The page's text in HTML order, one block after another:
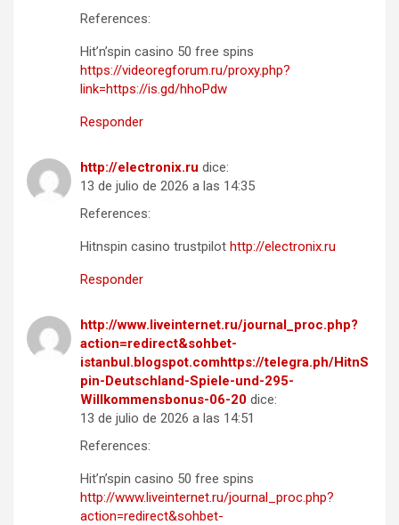
References:
Hit’n’spin casino 50 free spins
https://videoregforum.ru/proxy.php?
link=https://is.gd/hhoPdw
Responder
http://electronix.ru dice:
13 de julio de 2026 a las 14:35
References:
Hitnspin casino trustpilot http://electronix.ru
Responder
http://www.liveinternet.ru/journal_proc.php?
action=redirect&sohbet-
istanbul.blogspot.comhttps://telegra.ph/HitnS
pin-Deutschland-Spiele-und-295-
Willkommensbonus-06-20 dice:
13 de julio de 2026 a las 14:51
References:
Hit’n’spin casino 50 free spins
http://www.liveinternet.ru/journal_proc.php?
action=redirect&sohbet-